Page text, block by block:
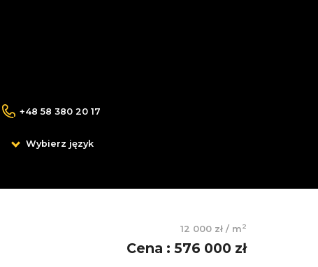
+48 58 380 20 17
Wybierz język
12 000 zł / m2
Cena : 576 000 zł